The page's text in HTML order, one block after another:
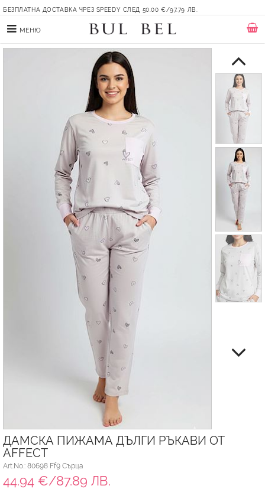
БЕЗПЛАТНА ДОСТАВКА ЧРЕЗ SPEEDY СЛЕД 50.00 €/97.79 ЛВ.
МЕНЮ
ДАМСКА ПИЖАМА ДЪЛГИ РЪКАВИ ОТ
AFFECT
Art.No.: 80698 Ff9 Сърца
44.94 €/87.89 ЛВ.